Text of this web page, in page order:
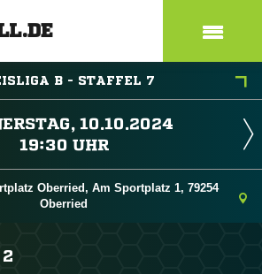
B - STAFFEL 7

 
Oberried, Am Sportplatz 1, 79254
Oberried
2